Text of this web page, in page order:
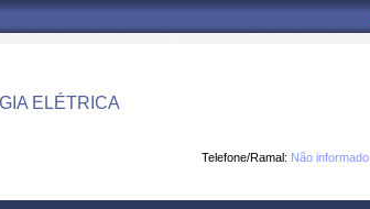
ELÉTRICA
Telefone/Ramal: Não informado